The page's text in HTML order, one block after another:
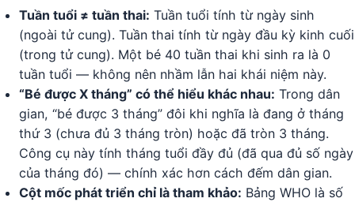
Tuần tuổi ≠ tuần thai: Tuần tuổi tính từ ngày sinh
(ngoài tử cung). Tuần thai tính từ ngày đầu kỳ kinh cuối
(trong tử cung). Một bé 40 tuần thai khi sinh ra là 0
tuần tuổi — không nên nhầm lẫn hai khái niệm này.
“Bé được X tháng” có thể hiểu khác nhau: Trong dân
gian, “bé được 3 tháng” đôi khi nghĩa là đang ở tháng
thứ 3 (chưa đủ 3 tháng tròn) hoặc đã tròn 3 tháng.
Công cụ này tính tháng tuổi đầy đủ (đã qua đủ số ngày
của tháng đó) — chính xác hơn cách đếm dân gian.
Cột mốc phát triển chỉ là tham khảo: Bảng WHO là số